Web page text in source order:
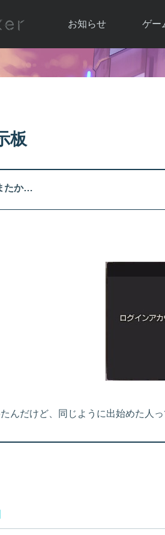
お知らせ
お知らせ一覧
ゲー
ソウ
アップ
板
たか…
んだけど、同じように出始めた人